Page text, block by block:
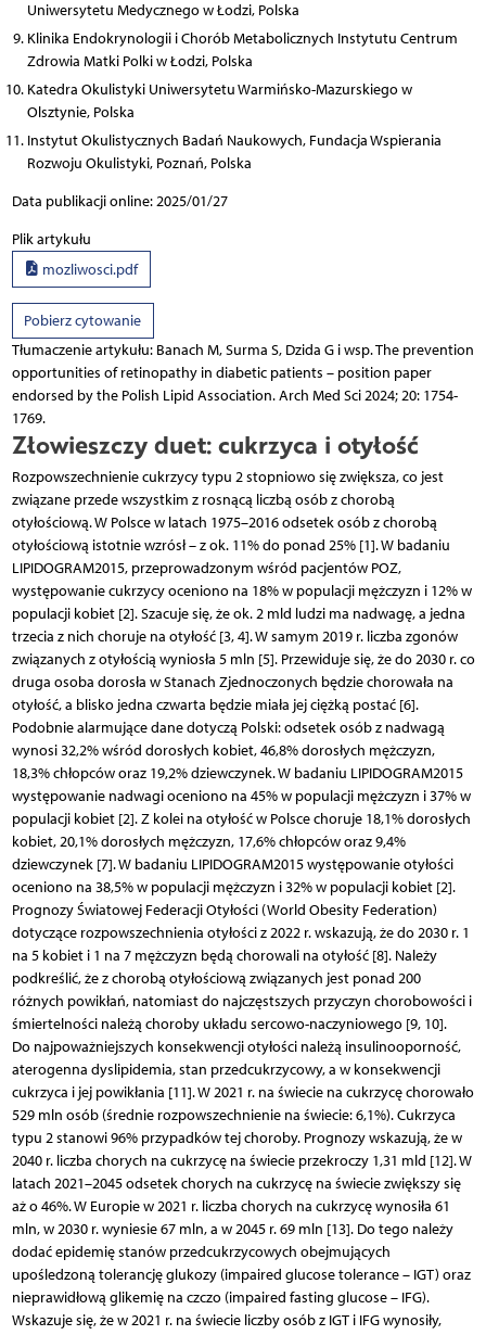
Uniwersytetu Medycznego w Łodzi, Polska
Klinika Endokrynologii i Chorób Metabolicznych Instytutu Centrum
Zdrowia Matki Polki w Łodzi, Polska
Katedra Okulistyki Uniwersytetu Warmińsko-Mazurskiego w
Olsztynie, Polska
Instytut Okulistycznych Badań Naukowych, Fundacja Wspierania
Rozwoju Okulistyki, Poznań, Polska
Data publikacji online: 2025/01/27
Plik artykułu
mozliwosci.pdf
Pobierz cytowanie
Tłumaczenie artykułu: Banach M, Surma S, Dzida G i wsp. The prevention
opportunities of retinopathy in diabetic patients – position paper
endorsed by the Polish Lipid Association. Arch Med Sci 2024; 20: 1754-
1769.
Złowieszczy duet: cukrzyca i otyłość
Rozpowszechnienie cukrzycy typu 2 stopniowo się zwiększa, co jest
związane przede wszystkim z rosnącą liczbą osób z chorobą
otyłościową. W Polsce w latach 1975–2016 odsetek osób z chorobą
otyłościową istotnie wzrósł – z ok. 11% do ponad 25% [1]. W badaniu
LIPIDOGRAM2015, przeprowadzonym wśród pacjentów POZ,
występowanie cukrzycy oceniono na 18% w populacji mężczyzn i 12% w
populacji kobiet [2]. Szacuje się, że ok. 2 mld ludzi ma nadwagę, a jedna
trzecia z nich choruje na otyłość [3, 4]. W samym 2019 r. liczba zgonów
związanych z otyłością wyniosła 5 mln [5]. Przewiduje się, że do 2030 r. co
druga osoba dorosła w Stanach Zjednoczonych będzie chorowała na
otyłość, a blisko jedna czwarta będzie miała jej ciężką postać [6].
Podobnie alarmujące dane dotyczą Polski: odsetek osób z nadwagą
wynosi 32,2% wśród dorosłych kobiet, 46,8% dorosłych mężczyzn,
18,3% chłopców oraz 19,2% dziewczynek. W badaniu LIPIDOGRAM2015
występowanie nadwagi oceniono na 45% w populacji mężczyzn i 37% w
populacji kobiet [2]. Z kolei na otyłość w Polsce choruje 18,1% dorosłych
kobiet, 20,1% dorosłych mężczyzn, 17,6% chłopców oraz 9,4%
dziewczynek [7]. W badaniu LIPIDOGRAM2015 występowanie otyłości
oceniono na 38,5% w populacji mężczyzn i 32% w populacji kobiet [2].
Prognozy Światowej Federacji Otyłości (World Obesity Federation)
dotyczące rozpowszechnienia otyłości z 2022 r. wskazują, że do 2030 r. 1
na 5 kobiet i 1 na 7 mężczyzn będą chorowali na otyłość [8]. Należy
podkreślić, że z chorobą otyłościową związanych jest ponad 200
różnych powikłań, natomiast do najczęstszych przyczyn chorobowości i
śmiertelności należą choroby układu sercowo-naczyniowego [9, 10].
Do najpoważniejszych konsekwencji otyłości należą insulinooporność,
aterogenna dyslipidemia, stan przedcukrzycowy, a w konsekwencji
cukrzyca i jej powikłania [11]. W 2021 r. na świecie na cukrzycę chorowało
529 mln osób (średnie rozpowszechnienie na świecie: 6,1%). Cukrzyca
typu 2 stanowi 96% przypadków tej choroby. Prognozy wskazują, że w
2040 r. liczba chorych na cukrzycę na świecie przekroczy 1,31 mld [12]. W
latach 2021–2045 odsetek chorych na cukrzycę na świecie zwiększy się
aż o 46%. W Europie w 2021 r. liczba chorych na cukrzycę wynosiła 61
mln, w 2030 r. wyniesie 67 mln, a w 2045 r. 69 mln [13]. Do tego należy
dodać epidemię stanów przedcukrzycowych obejmujących
upośledzoną tolerancję glukozy (impaired glucose tolerance – IGT) oraz
nieprawidłową glikemię na czczo (impaired fasting glucose – IFG).
Wskazuje się, że w 2021 r. na świecie liczby osób z IGT i IFG wynosiły,